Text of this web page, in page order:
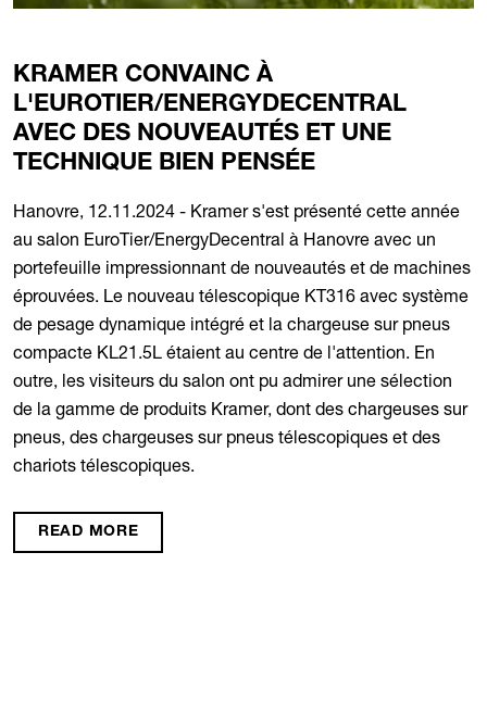
KRAMER CONVAINC À
L'EUROTIER/ENERGYDECENTRAL
AVEC DES NOUVEAUTÉS ET UNE
TECHNIQUE BIEN PENSÉE
Hanovre, 12.11.2024 - Kramer s'est présenté cette année
au salon EuroTier/EnergyDecentral à Hanovre avec un
portefeuille impressionnant de nouveautés et de machines
éprouvées. Le nouveau télescopique KT316 avec système
de pesage dynamique intégré et la chargeuse sur pneus
compacte KL21.5L étaient au centre de l'attention. En
outre, les visiteurs du salon ont pu admirer une sélection
de la gamme de produits Kramer, dont des chargeuses sur
pneus, des chargeuses sur pneus télescopiques et des
chariots télescopiques.
READ MORE